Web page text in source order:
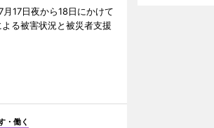
月17日夜から18日にかけて
る被害状況と被災者支援
・働く